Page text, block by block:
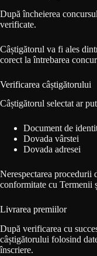
După încheierea
verificate.
Câștigătorul va fi ales
corect la întrebarea
Verificarea câștigătorului
Câștigătorul selectat ar
Document de
Dovada vârstei
Dovada adresei
Nerespectarea procedurii
conformitate cu Termenii
Livrarea premiilor
După verificarea cu
câștigătorului folosind
înscriere.